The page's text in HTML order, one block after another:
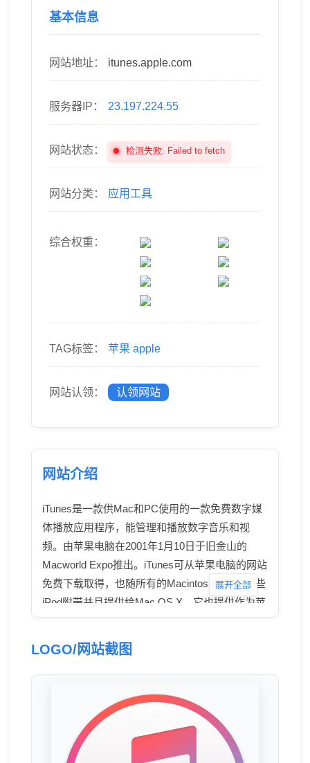
基本信息
网站地址： itunes.apple.com
服务器IP： 23.197.224.55
网站状态： 检测失败: Failed to fetch
网站分类： 应用工具
综合权重：
TAG标签： 苹果 apple
网站认领： 认领网站
网站介绍
iTunes是一款供Mac和PC使用的一款免费数字媒
体播放应用程序，能管理和播放数字音乐和视
频。由苹果电脑在2001年1月10日于旧金山的
Macworld Expo推出。iTunes可从苹果电脑的网站
免费下载取得，也随所有的Macintosh电脑与一些
iPod附带并且提供给Mac OS X。它也提供作为苹
果电脑的iLife多媒体应用程序套件的一部分。
展开全部
LOGO/网站截图